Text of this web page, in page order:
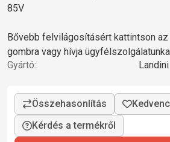
85V
Bővebb felvilágosításért kattintson az
gombra vagy hívja
Gyártó:
Landini
Kérdés a termékről